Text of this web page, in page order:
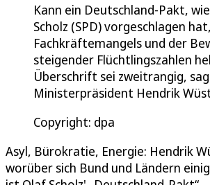
Kann ein Deutschland-Pakt,
Scholz (SPD) vorgeschlagen
Fachkräftemangels und der
steigender Flüchtlingszahlen
Überschrift sei zweitrangig,
Ministerpräsident Hendrik
Copyright: dpa
Asyl, Bürokratie, Energie: Hendrik
worüber sich Bund und Ländern